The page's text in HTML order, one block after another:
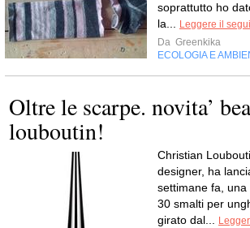
soprattutto ho
la... Leggere il
Da Greenkika
ECOLOGIA E
Oltre le scarpe. novita’
louboutin!
Christian
designer, ha
settimane fa,
30 smalti per
girato dal...